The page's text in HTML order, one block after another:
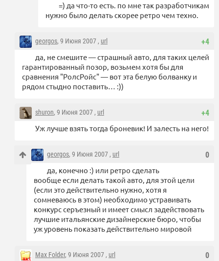
=) да что-то есть. по мне так разработчикам
нужно было делать скорее ретро чем техно.
+4
georgos, 9 Июня 2007 , url
да, не смешите — страшный авто, для таких целей
гарантированный позор, возьмем хотя бы для
сравнения "РолсРойс" — вот эта белую болванку и
рядом стыдно поставить… :))
+4
shuron, 9 Июня 2007 , url
Уж лучше взять тогда броневик! И залесть на него!
0
georgos, 9 Июня 2007 , url
да, конечно :) или ретро сделать
вообще если делать такой авто, для этой цели
(если это действительно нужно, хотя я
сомневаюсь в этом) необходимо устравивать
конкурс серъезный и имеет смысл задействовать
лучшие итальянские дизайнерские бюро, чтобы
уж уровень показать действительно мировой
0
Max Folder, 9 Июня 2007 , url